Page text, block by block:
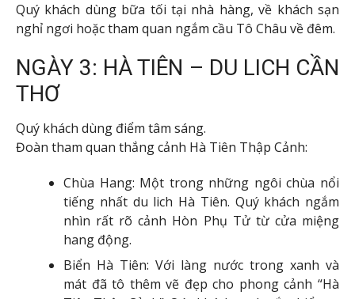
Quý khách dùng bữa tối tại nhà hàng, về khách sạn
nghỉ ngơi hoặc tham quan ngắm cầu Tô Châu về đêm.
NGÀY 3: HÀ TIÊN – DU LICH CẦN
THƠ
Quý khách dùng điểm tâm sáng.
Đoàn tham quan thắng cảnh Hà Tiên Thập Cảnh:
Chùa Hang: Một trong những ngôi chùa nổi
tiếng nhất du lich Hà Tiên. Quý khách ngắm
nhìn rất rõ cảnh Hòn Phụ Tử từ cửa miệng
hang động.
Biển Hà Tiên: Với làng nước trong xanh và
mát đã tô thêm vẽ đẹp cho phong cảnh “Hà